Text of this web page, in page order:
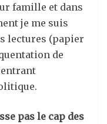
famille et dans
je me suis
lectures (papier
de
entrant
pas le cap des